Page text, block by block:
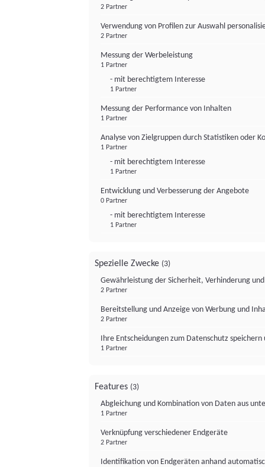
2 Partner
Verwendung von Profilen zur Auswahl
2 Partner
Messung der Werbeleistung
1 Partner
- mit berechtigtem Interesse
1 Partner
Messung der Performance von Inhalten
1 Partner
Analyse von Zielgruppen durch Statistiken oder
1 Partner
- mit berechtigtem Interesse
1 Partner
Entwicklung und Verbesserung der Angebote
0 Partner
- mit berechtigtem Interesse
1 Partner
Spezielle Zwecke (3)
Gewährleistung der Sicherheit, Verhinderung
2 Partner
Bereitstellung und Anzeige von Werbung und
2 Partner
Ihre Entscheidungen zum Datenschutz
1 Partner
Features (3)
Abgleichung und Kombination von Daten aus
1 Partner
Verknüpfung verschiedener Endgeräte
2 Partner
Identifikation von Endgeräten anhand